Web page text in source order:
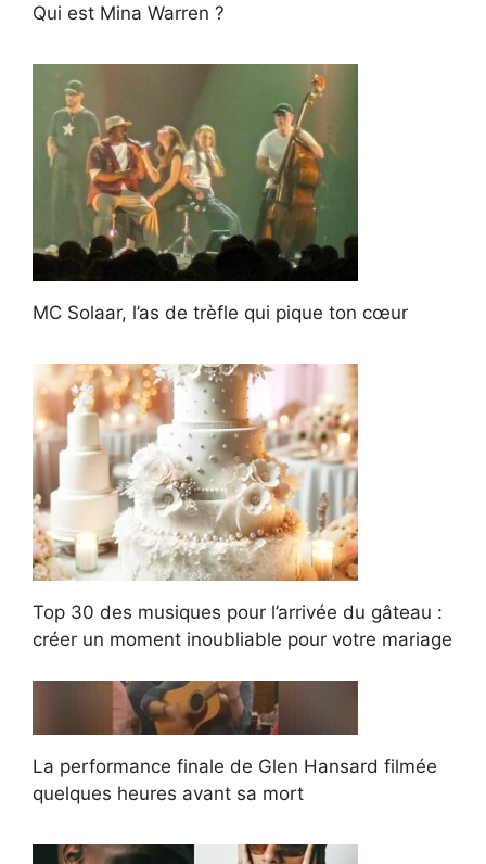
Qui est Mina Warren ?
MC Solaar, l’as de trèfle qui pique ton cœur
Top 30 des musiques pour l’arrivée du gâteau :
créer un moment inoubliable pour votre mariage
La performance finale de Glen Hansard filmée
quelques heures avant sa mort